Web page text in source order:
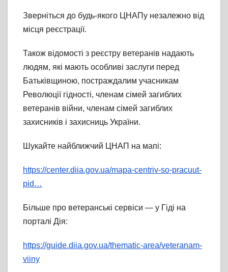
Зверніться до будь-якого ЦНАПу незалежно від
місця реєстрації.
Також відомості з реєстру ветеранів надають
людям, які мають особливі заслуги перед
Батьківщиною, постраждалим учасникам
Революції гідності, членам сімей загиблих
ветеранів війни, членам сімей загиблих
захисників і захисниць України.
Шукайте найближчий ЦНАП на мапі:
https://center.diia.gov.ua/mapa-centriv-so-pracuut-
pid…
Більше про ветеранські сервіси — у Гіді на
порталі Дія:
https://guide.diia.gov.ua/thematic-area/veteranam-
viiny